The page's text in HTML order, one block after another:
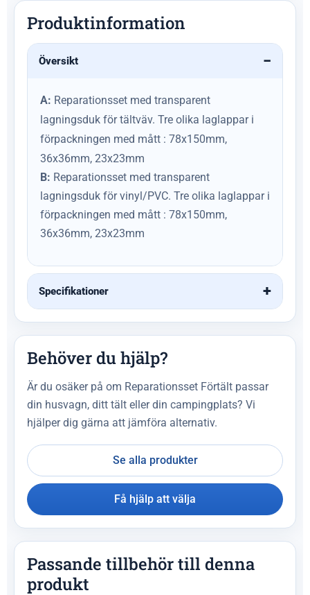
Produktinformation
Översikt
A: Reparationsset med transparent
lagningsduk för tältväv. Tre olika laglappar i
förpackningen med mått : 78x150mm,
36x36mm, 23x23mm
B: Reparationsset med transparent
lagningsduk för vinyl/PVC. Tre olika laglappar i
förpackningen med mått : 78x150mm,
36x36mm, 23x23mm
Specifikationer
Behöver du hjälp?
Är du osäker på om Reparationsset Förtält passar
din husvagn, ditt tält eller din campingplats? Vi
hjälper dig gärna att jämföra alternativ.
Se alla produkter
Få hjälp att välja
Passande tillbehör till denna
produkt